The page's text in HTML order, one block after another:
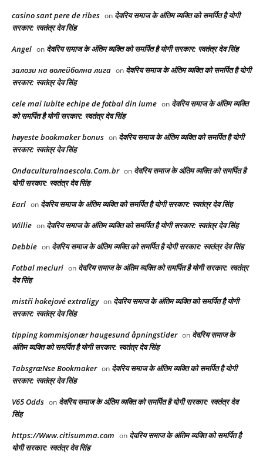
casino sant pere de ribes on देवरिय समाज के अंतिम व्यक्ति को समर्पित है योगी
सरकार: स्वतंत्र देव सिंह
Angel on देवरिय समाज के अंतिम व्यक्ति को समर्पित है योगी सरकार: स्वतंत्र देव सिंह
залози на волейболна лига on देवरिय समाज के अंतिम व्यक्ति को समर्पित है योगी
सरकार: स्वतंत्र देव सिंह
cele mai Iubite echipe de fotbal din lume on देवरिय समाज के अंतिम व्यक्ति
को समर्पित है योगी सरकार: स्वतंत्र देव सिंह
høyeste bookmaker bonus on देवरिय समाज के अंतिम व्यक्ति को समर्पित है योगी
सरकार: स्वतंत्र देव सिंह
Ondaculturalnaescola.Com.br on देवरिय समाज के अंतिम व्यक्ति को समर्पित है
योगी सरकार: स्वतंत्र देव सिंह
Earl on देवरिय समाज के अंतिम व्यक्ति को समर्पित है योगी सरकार: स्वतंत्र देव सिंह
Willie on देवरिय समाज के अंतिम व्यक्ति को समर्पित है योगी सरकार: स्वतंत्र देव सिंह
Debbie on देवरिय समाज के अंतिम व्यक्ति को समर्पित है योगी सरकार: स्वतंत्र देव सिंह
Fotbal meciuri on देवरिय समाज के अंतिम व्यक्ति को समर्पित है योगी सरकार: स्वतंत्र
देव सिंह
mistři hokejové extraligy on देवरिय समाज के अंतिम व्यक्ति को समर्पित है योगी
सरकार: स्वतंत्र देव सिंह
tipping kommisjonær haugesund åpningstider on देवरिय समाज के
अंतिम व्यक्ति को समर्पित है योगी सरकार: स्वतंत्र देव सिंह
TabsgræNse Bookmaker on देवरिय समाज के अंतिम व्यक्ति को समर्पित है योगी
सरकार: स्वतंत्र देव सिंह
V65 Odds on देवरिय समाज के अंतिम व्यक्ति को समर्पित है योगी सरकार: स्वतंत्र देव
सिंह
https://Www.citisumma.com on देवरिय समाज के अंतिम व्यक्ति को समर्पित है
योगी सरकार: स्वतंत्र देव सिंह